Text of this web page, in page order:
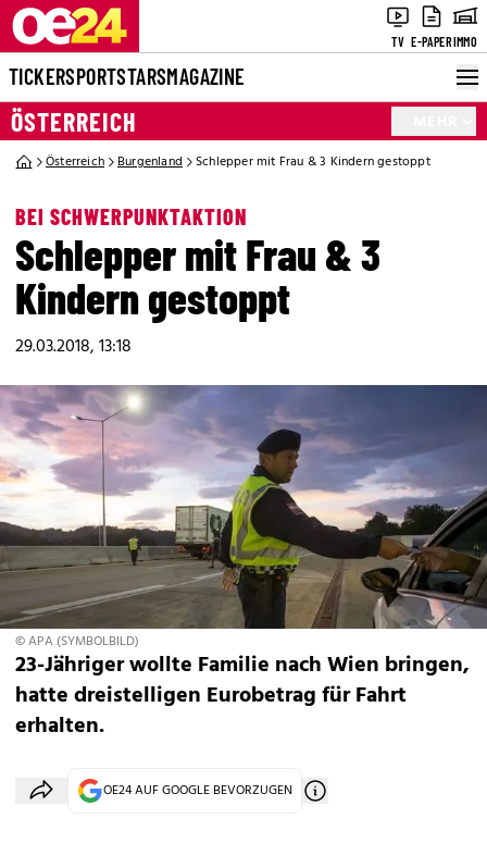
TV E-PAPERIMMO
TICKERSPORTSTARSMAGAZINE
ÖSTERREICH
Österreich Burgenland Schlepper mit Frau & 3 Kindern gestoppt
BEI SCHWERPUNKTAKTION
Schlepper mit Frau & 3
Kindern gestoppt
29.03.2018, 13:18
© APA (SYMBOLBILD)
23-Jähriger wollte Familie nach Wien bringen,
hatte dreistelligen Eurobetrag für Fahrt
erhalten.
OE24 AUF GOOGLE BEVORZUGEN